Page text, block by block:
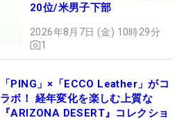
20位/米男子下部
2026年8月7日 (金) 10時29分
1
「PING」×「ECCO Leather」がコ
ラボ！ 経年変化を楽しむ上質な
『ARIZONA DESERT』コレクショ